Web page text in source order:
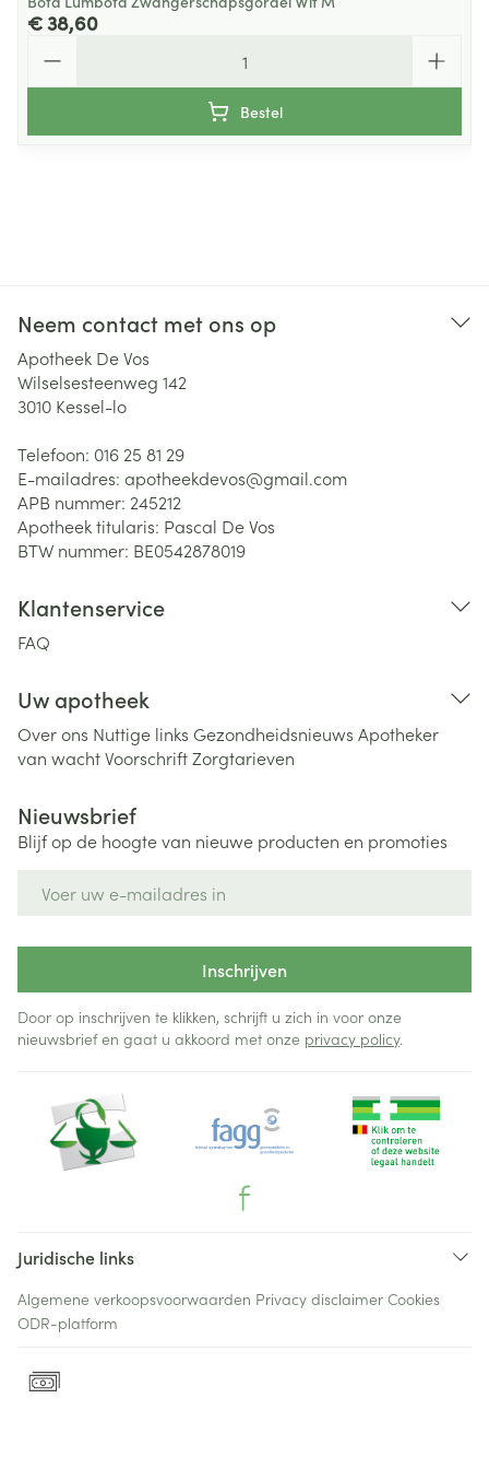
€ 38,60
Bestel
Neem contact met ons op
Apotheek De Vos
Wilselsesteenweg 142
3010 Kessel-lo
Telefoon: 016 25 81 29
E-mailadres: apotheekdevos@gmail.com
APB nummer: 245212
Apotheek titularis: Pascal De Vos
BTW nummer: BE0542878019
Klantenservice
FAQ
Uw apotheek
Over ons Nuttige links Gezondheidsnieuws Apotheker
van wachtVoorschriftZorgtarieven
Nieuwsbrief
Blijf op de hoogte van nieuwe producten en promoties
Inschrijven
Door op inschrijven te klikken, schrijft u zich in voor onze
nieuwsbrief en gaat u akkoord met onze privacy policy.
Juridische links
Algemene verkoopsvoorwaarden Privacy disclaimer Cookies
ODR-platform